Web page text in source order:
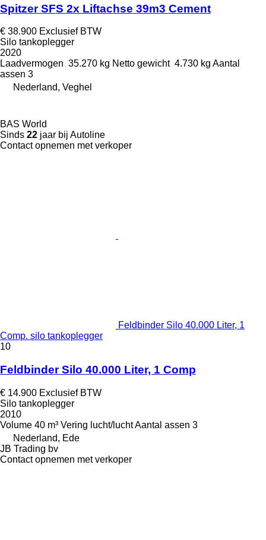
Spitzer SFS 2x Liftachse 39m3 Cement
€ 38.900 Exclusief BTW
Silo tankoplegger
2020
Laadvermogen 35.270 kg Netto gewicht 4.730 kg Aantal
assen 3
Nederland, Veghel
BAS World
Sinds 22 jaar bij Autoline
Contact opnemen met verkoper
Feldbinder Silo 40.000 Liter, 1
Comp. silo tankoplegger
10
Feldbinder Silo 40.000 Liter, 1 Comp
€ 14.900 Exclusief BTW
Silo tankoplegger
2010
Volume 40 m³ Vering lucht/luchtAantal assen 3
Nederland, Ede
JB Trading bv
Contact opnemen met verkoper